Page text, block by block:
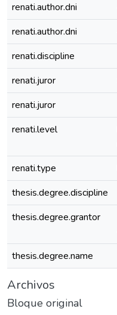
renati.author.dni
renati.author.dni
renati.discipline
renati.juror
renati.juror
renati.level
renati.type
thesis.degree.discipline
thesis.degree.grantor
thesis.degree.name
Archivos
Bloque original